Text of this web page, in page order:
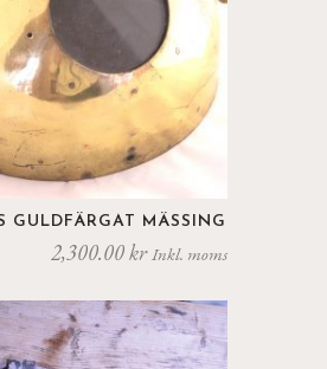
GULDFÄRGAT MÄSSING
2,300.00kr Inkl. moms